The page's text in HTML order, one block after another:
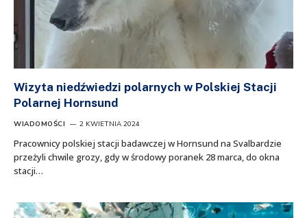
Wizyta niedźwiedzi polarnych w Polskiej Stacji
Polarnej Hornsund
WIADOMOŚCI 2 KWIETNIA 2024
Pracownicy polskiej stacji badawczej w Hornsund na Svalbardzie
przeżyli chwile grozy, gdy w środowy poranek 28 marca, do okna
stacji…